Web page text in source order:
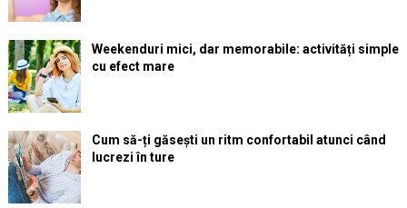
Weekenduri mici, dar memorabile: activități simple
cu efect mare
Cum să-ți găsești un ritm confortabil atunci când
lucrezi în ture